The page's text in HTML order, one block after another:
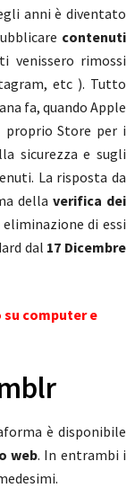
anni è diventato
contenuti
venissero rimossi
etc ). Tutto
fa, quando Apple
proprio Store per i
sicurezza e sugli
La risposta da
della verifica dei
di essi
dal 17 Dicembre
su computer e
è disponibile
web. In entrambi i